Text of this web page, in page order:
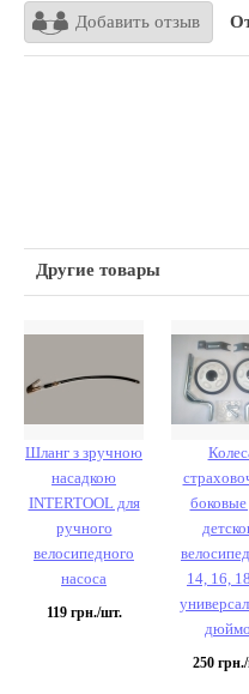
Добавить отзыв
Другие товары
Шланг з зручною
насадкою
INTERTOOL для
ручного
велосипедного
насоса
119грн./шт.
боковые
14, 16,
250